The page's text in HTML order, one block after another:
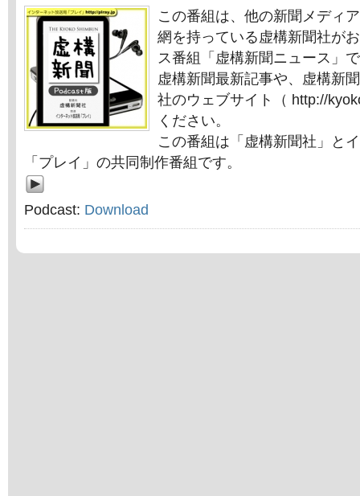
この番組は、他の新聞メディ
網を持っている虚構新聞社が
ス番組「虚構新聞ニュース」
虚構新聞最新記事や、虚構新
社のウェブサイト（ http://
ください。
この番組は「虚構新聞社」と
「プレイ」の共同制作番組です。
Podcast: Download